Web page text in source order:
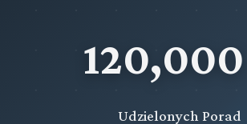
Udzielonych Porad